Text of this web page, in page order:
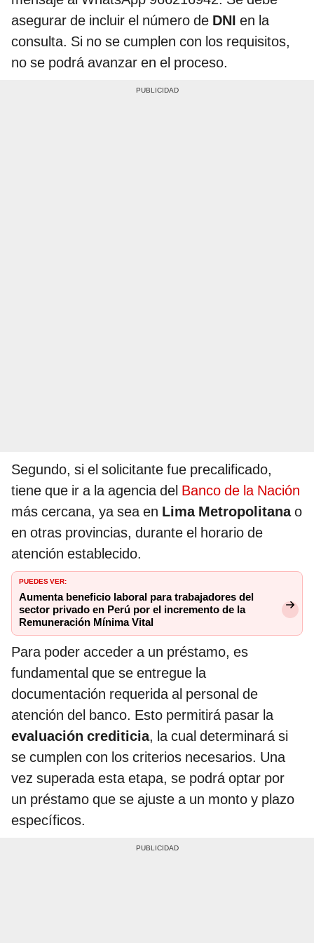
asegurar de incluir el número de DNI en la
consulta. Si no se cumplen con los requisitos,
no se podrá avanzar en el proceso.
Segundo, si el solicitante fue precalificado,
tiene que ir a la agencia del Banco de la Nación
más cercana, ya sea en Lima Metropolitanao
en otras provincias, durante el horario de
atención establecido.
PUEDES VER:
Aumenta beneficio laboral para trabajadores del
sector privado en Perú por el incremento de la
Remuneración Mínima Vital
Para poder acceder a un préstamo, es
fundamental que se entregue la
documentación requerida al personal de
atención del banco. Esto permitirá pasar la
evaluación crediticia, la cual determinará si
se cumplen con los criterios necesarios. Una
vez superada esta etapa, se podrá optar por
un préstamo que se ajuste a un monto y plazo
específicos.